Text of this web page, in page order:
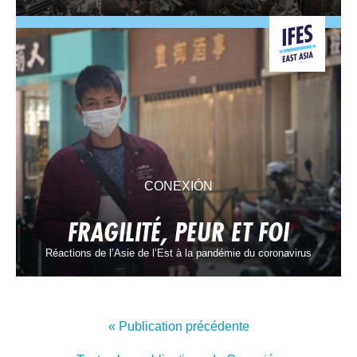
CONEXIÓN
FRAGILITÉ, PEUR ET FOI
Réactions de l’Asie de l’Est à la pandémie du coronavirus
« Publication précédente